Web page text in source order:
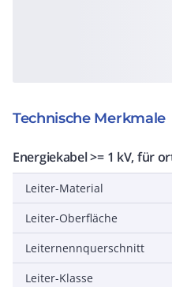
Technische Merkmale
Energiekabel >= 1 kV, für
Leiter-Material
Leiter-Oberfläche
Leiternennquerschnitt
Leiter-Klasse